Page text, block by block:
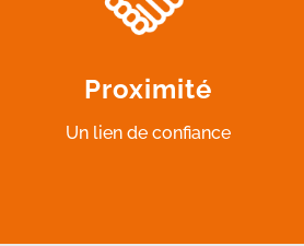
Proximité
Un lien de confiance